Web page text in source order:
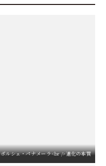
ポルシェ・パナメーラ<br />進化の本質